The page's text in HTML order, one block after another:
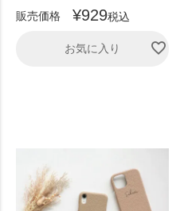
販売価格
¥929税込
お気に入り